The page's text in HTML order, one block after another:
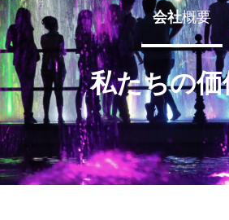
会社概要
私たちの価